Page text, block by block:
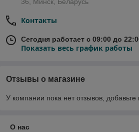
36, Минск, Беларусь
Контакты
Сегодня работает с 09:00 до
Показать весь график работы
Отзывы о магазине
У компании пока нет отзывов, добавьте
О нас